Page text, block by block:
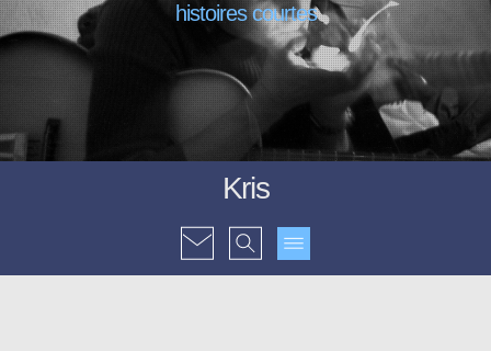
histoires courtes
Kris